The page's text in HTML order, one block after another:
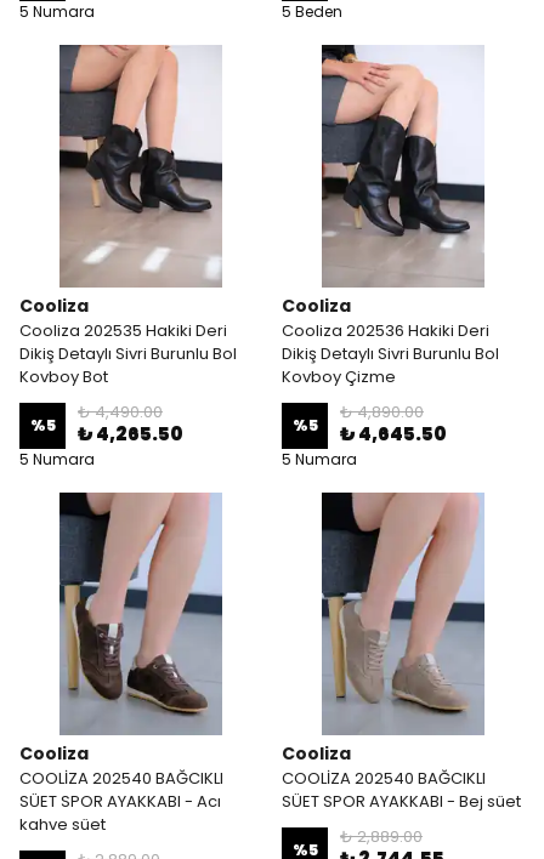
5 Numara 5 Beden
Cooliza
Cooliza 202535 Hakiki Deri
Dikiş Detaylı Sivri Burunlu Bol
Kovboy Bot
%5
₺ 4,490.00
₺ 4,265.50
5 Numara
Cooliza
Cooliza 202536 Hakiki Deri
Dikiş Detaylı Sivri Burunlu Bol
Kovboy Çizme
%5
₺ 4,890.00
₺ 4,645.50
5 Numara
Cooliza
COOLİZA 202540 BAĞCIKLI
SÜET SPOR AYAKKABI - Acı
kahve süet
Cooliza
COOLİZA 202540 BAĞCIKLI
SÜET SPOR AYAKKABI - Bej süet
%5
₺ 2,889.00